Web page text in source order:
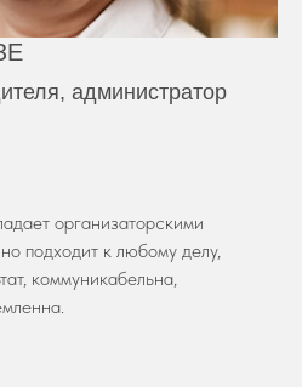
администратор
организаторскими
подходит к любому делу,
коммуникабельна,